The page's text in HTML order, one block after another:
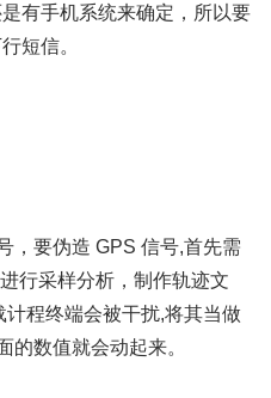
有手机系统来确定，所以要
短信。
，要伪造 GPS 信号,首先需
行采样分析，制作轨迹文
程终端会被干扰,将其当做
的数值就会动起来。